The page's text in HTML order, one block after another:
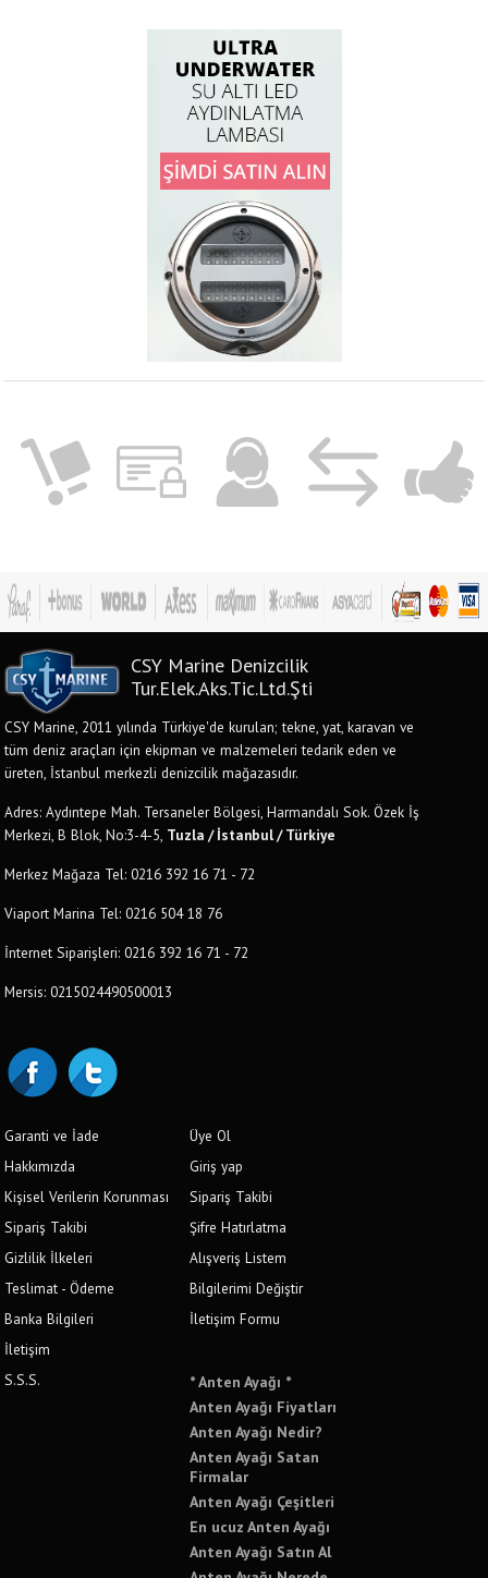
CSY Marine Denizcilik
Tur.Elek.Aks.Tic.Ltd.Şti
CSY Marine, 2011 yılında Türkiye'de kurulan; tekne, yat, karavan ve
tüm deniz araçları için ekipman ve malzemeleri tedarik eden ve
üreten, İstanbul merkezli denizcilik mağazasıdır.
Adres: Aydıntepe Mah. Tersaneler Bölgesi, Harmandalı Sok. Özek İş
Merkezi, B Blok, No:3-4-5, Tuzla / İstanbul / Türkiye
Merkez Mağaza Tel: 0216 392 16 71 - 72
Viaport Marina Tel: 0216 504 18 76
İnternet Siparişleri: 0216 392 16 71 - 72
Mersis: 0215024490500013
Garanti ve İade
Hakkımızda
Kişisel Verilerin Korunması
Sipariş Takibi
Gizlilik İlkeleri
Teslimat - Ödeme
Banka Bilgileri
İletişim
S.S.S.
Üye Ol
Giriş yap
Sipariş Takibi
Şifre Hatırlatma
Alışveriş Listem
Bilgilerimi Değiştir
İletişim Formu
* Anten Ayağı *
Anten Ayağı Fiyatları
Anten Ayağı Nedir?
Anten Ayağı Satan
Firmalar
Anten Ayağı Çeşitleri
En ucuz Anten Ayağı
Anten Ayağı Satın Al